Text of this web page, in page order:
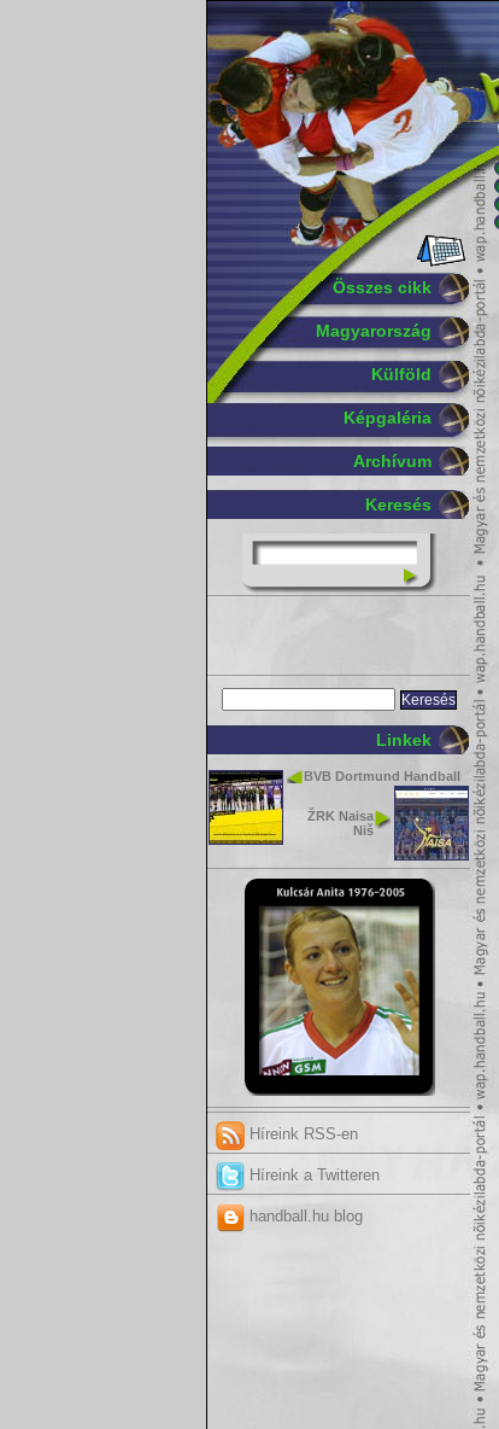
Összes cikk
Magyarország
Külföld
Képgaléria
Archívum
Keresés
Linkek
BVB Dortmund Handball
ŽRK Naisa
Niš
Híreink RSS-en
Híreink a Twitteren
handball.hu blog